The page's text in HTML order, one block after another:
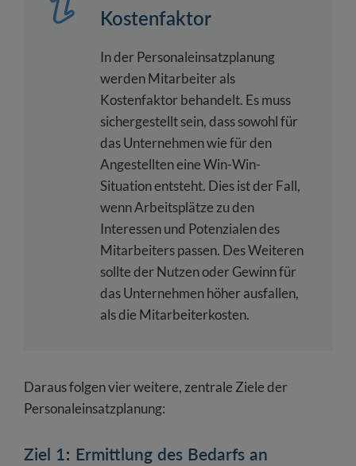
Kostenfaktor
In der Personaleinsatzplanung
werden Mitarbeiter als
Kostenfaktor behandelt. Es muss
sichergestellt sein, dass sowohl für
das Unternehmen wie für den
Angestellten eine Win-Win-
Situation entsteht. Dies ist der Fall,
wenn Arbeitsplätze zu den
Interessen und Potenzialen des
Mitarbeiters passen. Des Weiteren
sollte der Nutzen oder Gewinn für
das Unternehmen höher ausfallen,
als die Mitarbeiterkosten.
Daraus folgen vier weitere, zentrale Ziele der
Personaleinsatzplanung:
Ziel 1: Ermittlung des Bedarfs an